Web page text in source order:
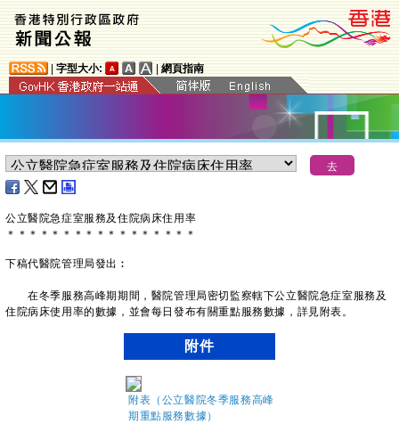
字型大小: 網頁指南
公立醫院急症室服務及住院病床住用率
＊ ＊ ＊ ＊ ＊ ＊ ＊ ＊ ＊ ＊ ＊ ＊ ＊ ＊ ＊ ＊ ＊
下稿代醫院管理局發出︰
在冬季服務高峰期期間，醫院管理局密切監察轄下公立醫院急症室服務及
住院病床使用率的數據，並會每日發布有關重點服務數據，詳見附表。
附件
附表（公立醫院冬季服務高峰
期重點服務數據）